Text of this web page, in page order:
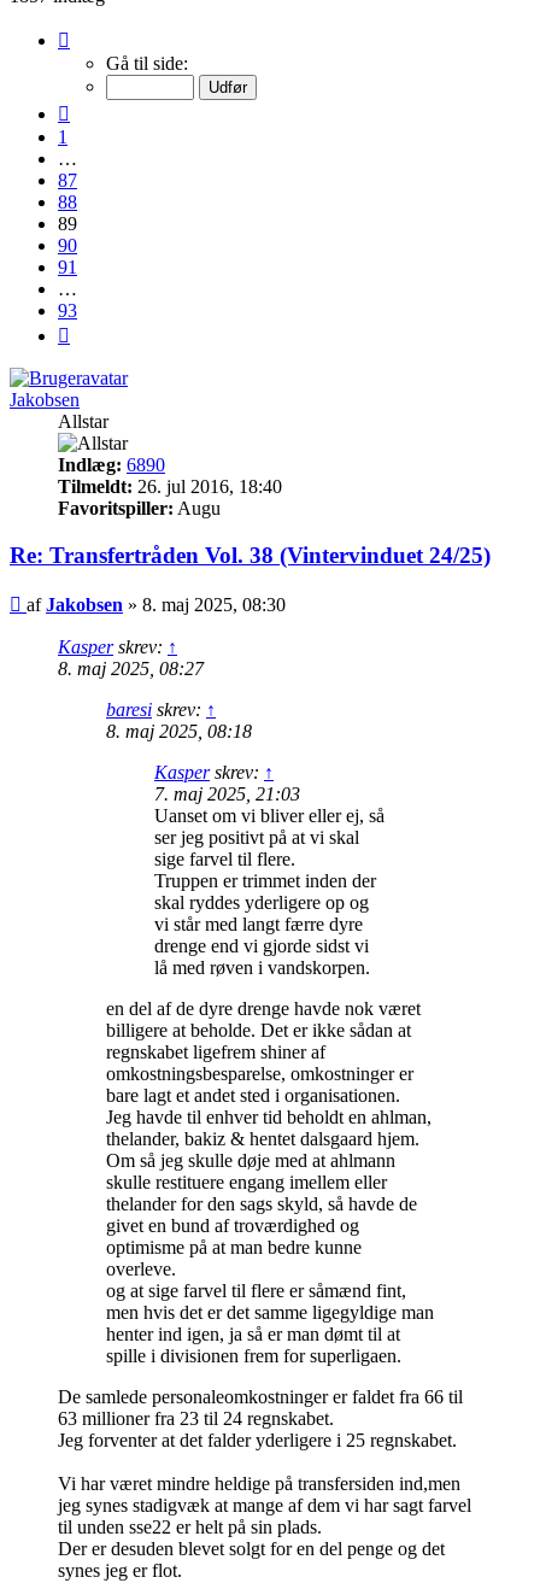
89
Gå til side:
1
…
87
88
89
90
91
…
93
Jakobsen
Allstar
Indlæg: 6890
Tilmeldt: 26. jul 2016, 18:40
Favoritspiller: Augu
Re: Transfertråden Vol. 38 (Vintervinduet 24/25)
Indlæg
afJakobsen » 8. maj 2025, 08:30
Kasperskrev: ↑
8. maj 2025, 08:27
baresi skrev: ↑
8. maj 2025, 08:18
Kasperskrev: ↑
7. maj 2025, 21:03
Uanset om vi bliver eller ej, så
ser jeg positivt på at vi skal
sige farvel til flere.
Truppen er trimmet inden der
skal ryddes yderligere op og
vi står med langt færre dyre
drenge end vi gjorde sidst vi
lå med røven i vandskorpen.
en del af de dyre drenge havde nok været
billigere at beholde. Det er ikke sådan at
regnskabet ligefrem shiner af
omkostningsbesparelse, omkostninger er
bare lagt et andet sted i organisationen.
Jeg havde til enhver tid beholdt en ahlman,
thelander, bakiz & hentet dalsgaard hjem.
Om så jeg skulle døje med at ahlmann
skulle restituere engang imellem eller
thelander for den sags skyld, så havde de
givet en bund af troværdighed og
optimisme på at man bedre kunne
overleve.
og at sige farvel til flere er såmænd fint,
men hvis det er det samme ligegyldige man
henter ind igen, ja så er man dømt til at
spille i divisionen frem for superligaen.
De samlede personaleomkostninger er faldet fra 66 til
63 millioner fra 23 til 24 regnskabet.
Jeg forventer at det falder yderligere i 25 regnskabet.
Vi har været mindre heldige på transfersiden ind,men
jeg synes stadigvæk at mange af dem vi har sagt farvel
til unden sse22 er helt på sin plads.
Der er desuden blevet solgt for en del penge og det
synes jeg er flot.